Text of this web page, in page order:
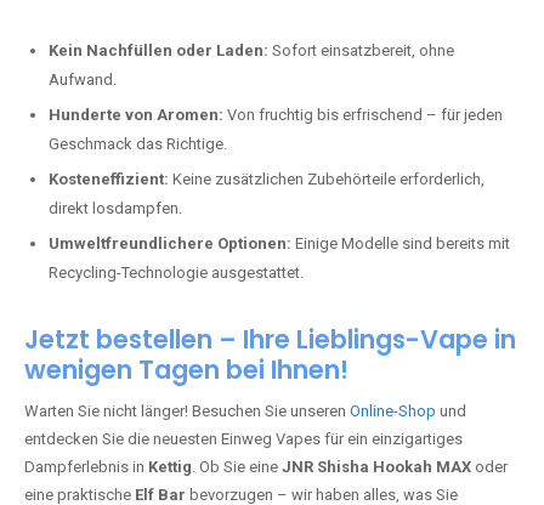
Kein Nachfüllen oder Laden: Sofort einsatzbereit, ohne
Aufwand.
Hunderte von Aromen: Von fruchtig bis erfrischend – für jeden
Geschmack das Richtige.
Kosteneffizient: Keine zusätzlichen Zubehörteile erforderlich,
direkt losdampfen.
Umweltfreundlichere Optionen: Einige Modelle sind bereits mit
Recycling-Technologie ausgestattet.
Jetzt bestellen – Ihre Lieblings-Vape in
wenigen Tagen bei Ihnen!
Warten Sie nicht länger! Besuchen Sie unseren Online-Shop und
entdecken Sie die neuesten Einweg Vapes für ein einzigartiges
Dampferlebnis in Kettig. Ob Sie eine JNR Shisha Hookah MAX oder
eine praktische Elf Bar bevorzugen – wir haben alles, was Sie